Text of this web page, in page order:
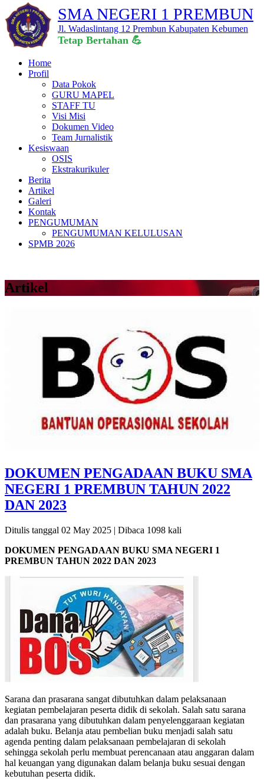
SMA NEGERI 1 PREMBUN
Jl. Wadaslintang 12 Prembun Kabupaten Kebumen
Tetap Bertahan 
Home
Profil
Data Pokok
GURU MAPEL
STAFF TU
Visi Misi
Dokumen Video
Team Jurnalistik
Kesiswaan
OSIS
Ekstrakurikuler
Berita
Artikel
Galeri
Kontak
PENGUMUMAN
PENGUMUMAN KELULUSAN
SPMB 2026
Artikel
DOKUMEN PENGADAAN BUKU SMA
NEGERI 1 PREMBUN TAHUN 2022
DAN 2023
Ditulis tanggal 02 May 2025 | Dibaca 1098 kali
DOKUMEN PENGADAAN BUKU SMA NEGERI 1
PREMBUN TAHUN 2022 DAN 2023
Sarana dan prasarana sangat dibutuhkan dalam pelaksanaan
kegiatan pembelajaran peserta didik di sekolah. Salah satu sarana
dan prasarana yang dibutuhkan dalam penyelenggaraan kegiatan
adalah buku. Belanja atau pembelian buku menjadi salah satu
agenda penting dalam pelaksanaan pembelajaran di sekolah
sehingga sekolah perlu membuat perencanaan atau anggaran dalam
hal keuangan yang digunakan dalam belanja buku sesuai dengan
kebutuhan peserta didik.